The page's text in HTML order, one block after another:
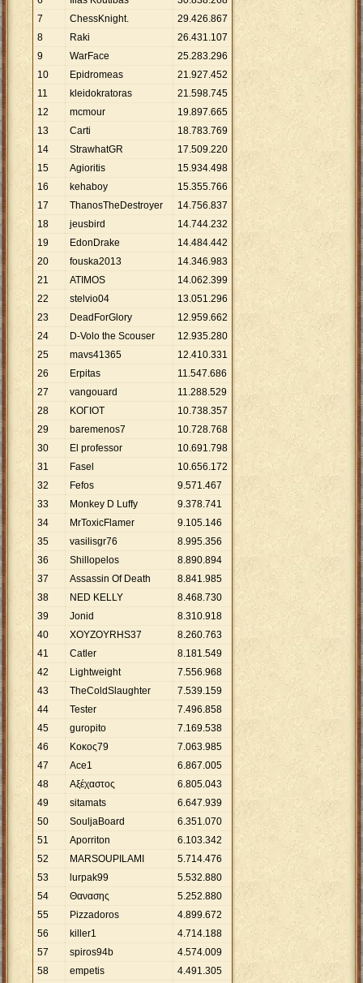
7
ChessKnight. 29.426.867
8
Raki 26.431.107
9
WarFace 25.283.296
10
Epidromeas 21.927.452
11
kleidokratoras 21.598.745
12
mcmour 19.897.665
13
Carti 18.783.769
14
StrawhatGR 17.509.220
15
Agioritis 15.934.498
16
kehaboy 15.355.766
17
ThanosTheDestroyer 14.756.837
18
jeusbird 14.744.232
19
EdonDrake 14.484.442
20
fouska2013 14.346.983
21
ATIMOS 14.062.399
22
stelvio04 13.051.296
23
DeadForGlory 12.959.662
24
D-Volo the Scouser 12.935.280
25
mavs41365 12.410.331
26
Erpitas 11.547.686
27
vangouard 11.288.529
28
ΚΟΓΙΟΤ 10.738.357
29
baremenos7 10.728.768
30
El professor 10.691.798
31
Fasel 10.656.172
32
Fefos 9.571.467
33
Monkey D Luffy 9.378.741
34
MrToxicFlamer 9.105.146
35
vasilisgr76 8.995.356
36
Shillopelos 8.890.894
37
Assassin Of Death 8.841.985
38
NED KELLY 8.468.730
39
Jonid 8.310.918
40
XOYZOYRHS37 8.260.763
41
Catler 8.181.549
42
Lightweight 7.556.968
43
TheColdSlaughter 7.539.159
44
Tester 7.496.858
45
guropito 7.169.538
46
Κοκος79 7.063.985
47
Ace1 6.867.005
48
Αξέχαστος 6.805.043
49
sitamats 6.647.939
50
SouljaBoard 6.351.070
51
Aporriton 6.103.342
52
MARSOUPILAMI 5.714.476
53
lurpak99 5.532.880
54
Θανασης 5.252.880
55
Pizzadoros 4.899.672
56
killer1 4.714.188
57
spiros94b 4.574.009
58
empetis 4.491.305